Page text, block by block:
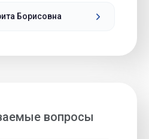
Борисовна
вопросы